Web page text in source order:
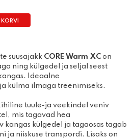
KORVI
suusajakk CORE Warm XC on
ning külgedel ja seljal seest
Ideaalne
külma ilmaga treenimiseks.
tuule-ja veekindel veniv
mis tagavad hea
kangas külgedel ja tagaosas tagab
ja niiskuse transpordi. Lisaks on